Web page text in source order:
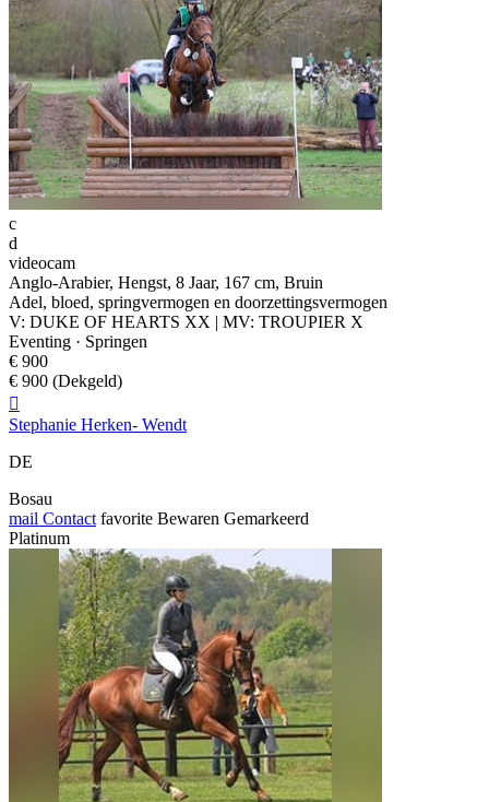
c
d
videocam
Anglo-Arabier, Hengst, 8 Jaar, 167 cm, Bruin
Adel, bloed, springvermogen en doorzettingsvermogen
V: DUKE OF HEARTS XX | MV: TROUPIER X
Eventing · Springen
€ 900
€ 900 (Dekgeld)

Stephanie Herken- Wendt
DE
Bosau
mail Contact favorite Bewaren Gemarkeerd
Platinum